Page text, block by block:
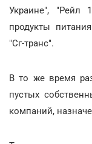
Украине", "Рейл
продукты
"Сг-транс".
В то же время
пустых
компаний,